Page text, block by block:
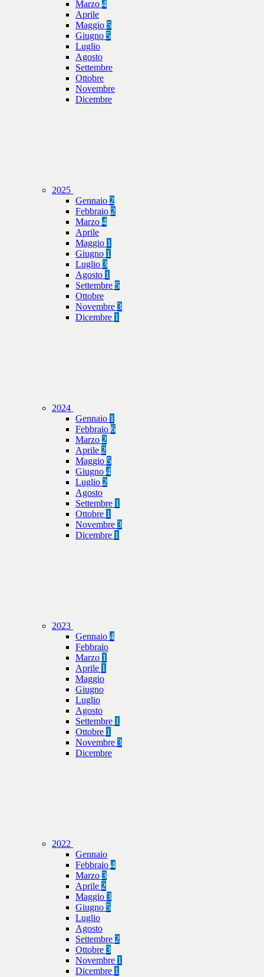
Marzo 4
Aprile
Maggio 5
Giugno 5
Luglio
Agosto
Settembre
Ottobre
Novembre
Dicembre
2025
Gennaio 2
Febbraio 2
Marzo 4
Aprile
Maggio 1
Giugno 1
Luglio 3
Agosto 1
Settembre 5
Ottobre
Novembre 3
Dicembre 1
2024
Gennaio 1
Febbraio 6
Marzo 2
Aprile 2
Maggio 5
Giugno 4
Luglio 2
Agosto
Settembre 1
Ottobre 1
Novembre 3
Dicembre 1
2023
Gennaio 4
Febbraio
Marzo 1
Aprile 1
Maggio
Giugno
Luglio
Agosto
Settembre 1
Ottobre 1
Novembre 3
Dicembre
2022
Gennaio
Febbraio 4
Marzo 3
Aprile 2
Maggio 3
Giugno 5
Luglio
Agosto
Settembre 2
Ottobre 3
Novembre 1
Dicembre 1